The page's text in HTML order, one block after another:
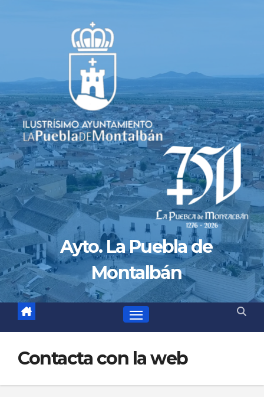
Ayto. La Puebla de
Montalbán
Contacta con la web